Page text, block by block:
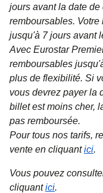
jours avant la date
remboursables.
jusqu'à 7 jours avant
Avec Eurostar
remboursables
plus de flexibilité. Si
vous devrez payer la
billet est moins cher,
pas remboursée.
Pour tous nos tarifs,
vente en cliquantici.
Vous pouvez
cliquantici.